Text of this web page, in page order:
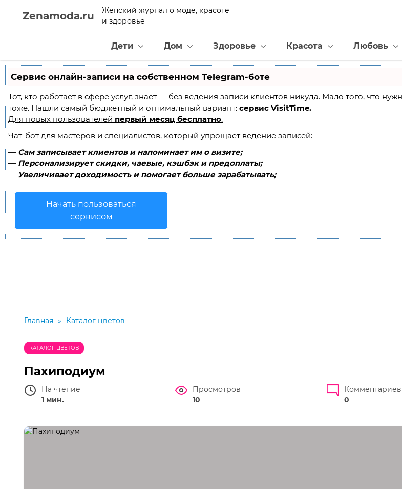
Zenamoda.ru
Женский журнал о моде, красоте
и здоровье
Дети Дом Здоровье Красота Любовь
Сервис онлайн-записи на собственном Telegram-боте
Тот, кто работает в сфере услуг, знает — без ведения записи клиентов никуда. Мало того, что
тоже. Нашли самый бюджетный и оптимальный вариант: сервис VisitTime.
Для новых пользователей первый месяц бесплатно.
Чат-бот для мастеров и специалистов, который упрощает ведение записей:
— Сам записывает клиентов и напоминает им о визите;
— Персонализирует скидки, чаевые, кэшбэк и предоплаты;
— Увеличивает доходимость и помогает больше зарабатывать;
Начать пользоваться
сервисом
Главная » Каталог цветов
КАТАЛОГ ЦВЕТОВ
Пахиподиум
На чтение
1 мин.
Просмотров
10
Комментариев
0